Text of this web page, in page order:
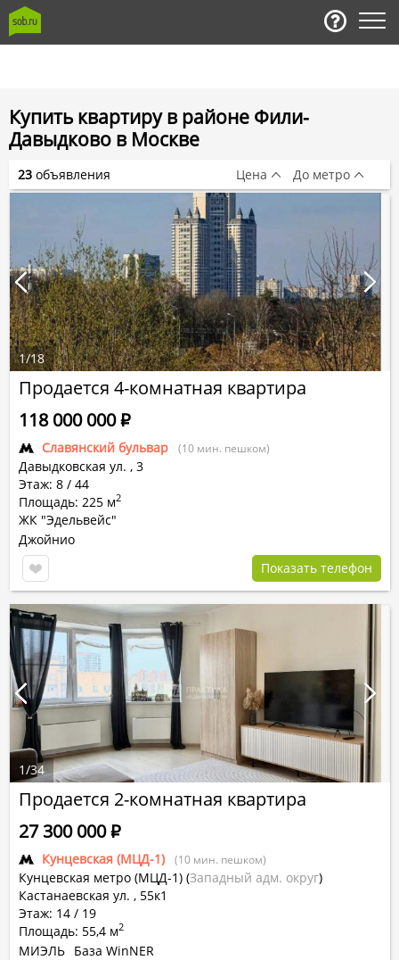
Купить квартиру в районе Фили-
Давыдково в Москве
Продается 4-комнатная квартира
Славянский бульвар (10 мин. пешком)
Давыдковская ул. , 3
Этаж: 8 / 44
Площадь: 225 м2
ЖК "Эдельвейс"
118 000 000Р
Джойнио
Показать телефон
1/18
Продается 2-комнатная квартира
Кунцевская (МЦД-1) (10 мин. пешком)
Кунцевская метро (МЦД-1) (Западный адм. округ)
Кастанаевская ул. , 55к1
Этаж: 14 / 19
Площадь: 55,4 м2
27 300 000Р
МИЭЛЬ База WinNER
1/34
23 объявления Цена До метро